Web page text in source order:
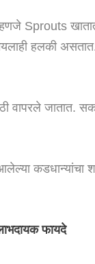
Sprouts
हलकी असतात.
वापरले जातात.
कडधान्यांचा
फायदे